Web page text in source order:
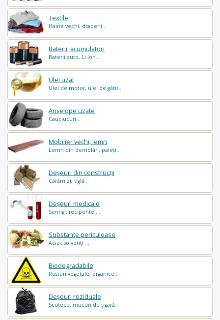
Textile
Haine vechi, draperii...
Baterii, acumulatori
Baterii auto, Li-Ion...
Ulei uzat
Ulei de motor, ulei de gătit...
Anvelope uzate
Cauciucuri...
Mobilier vechi, lemn
Lemn din demolări, paleți...
Deșeuri din construcții
Cărămizi, tiglă...
Deșeuri medicale
Seringi, recipente ...
Substanțe periculoase
Acizi, solvenți ...
Biodegradabile
Resturi vegetale, organice..
Deșeuri reziduale
Scutece, mucuri de țigară..